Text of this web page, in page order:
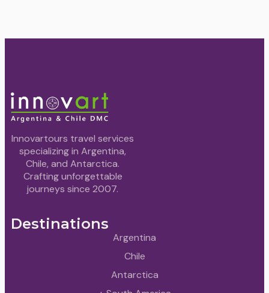
Innovartours travel services
specializing in Argentina,
Chile, and Antarctica.
Crafting unforgettable
journeys since 2007.
Destinations
Argentina
Chile
Antarctica